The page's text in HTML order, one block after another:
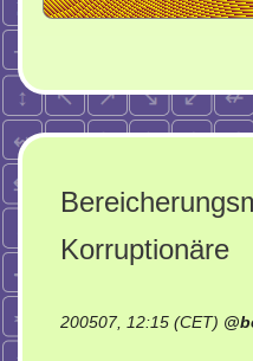
Korruptionäre
200507, 12:15 (CET) @